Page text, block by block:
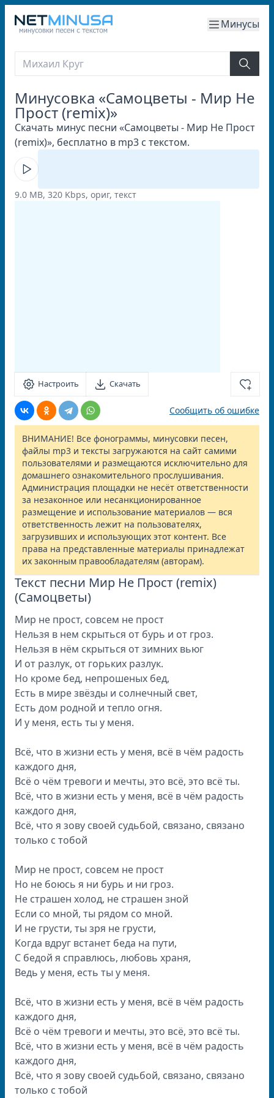
Минусы
Минусовка «Самоцветы - Мир Не
Прост (remix)»
Скачать минус песни «Самоцветы - Мир Не Прост
(remix)», бесплатно в mp3 с текстом.
9.0 MB, 320 Kbps, ориг, текст
Настроить Скачать
Сообщить об ошибке
ВНИМАНИЕ! Все фонограммы, минусовки песен,
файлы mp3 и тексты загружаются на сайт самими
пользователями и размещаются исключительно для
домашнего ознакомительного прослушивания.
Администрация площадки не несёт ответственности
за незаконное или несанкционированное
размещение и использование материалов — вся
ответственность лежит на пользователях,
загрузивших и использующих этот контент. Все
права на представленные материалы принадлежат
их законным правообладателям (авторам).
Текст песни Мир Не Прост (remix)
(Самоцветы)
Мир не прост, совсем не прост
Нельзя в нем скрыться от бурь и от гроз.
Нельзя в нём скрыться от зимних вьюг
И от разлук, от горьких разлук.
Но кроме бед, непрошеных бед,
Есть в мире звёзды и солнечный свет,
Есть дом родной и тепло огня.
И у меня, есть ты у меня.
Всё, что в жизни есть у меня, всё в чём радость
каждого дня,
Всё о чём тревоги и мечты, это всё, это всё ты.
Всё, что в жизни есть у меня, всё в чём радость
каждого дня,
Всё, что я зову своей судьбой, связано, связано
только с тобой
Мир не прост, совсем не прост
Но не боюсь я ни бурь и ни гроз.
Не страшен холод, не страшен зной
Если со мной, ты рядом со мной.
И не грусти, ты зря не грусти,
Когда вдруг встанет беда на пути,
С бедой я справлюсь, любовь храня,
Ведь у меня, есть ты у меня.
Всё, что в жизни есть у меня, всё в чём радость
каждого дня,
Всё о чём тревоги и мечты, это всё, это всё ты.
Всё, что в жизни есть у меня, всё в чём радость
каждого дня,
Всё, что я зову своей судьбой, связано, связано
только с тобой